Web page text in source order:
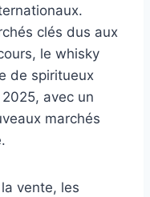
clés dus aux
le whisky
de spiritueux
avec un
marchés
vente, les